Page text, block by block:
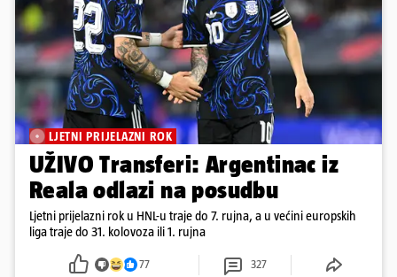
LJETNI PRIJELAZNI ROK
UŽIVO Transferi: Argentinac iz
Reala odlazi na posudbu
Ljetni prijelazni rok u HNL-u traje do 7. rujna, a u većini europskih
liga traje do 31. kolovoza ili 1. rujna
77 327